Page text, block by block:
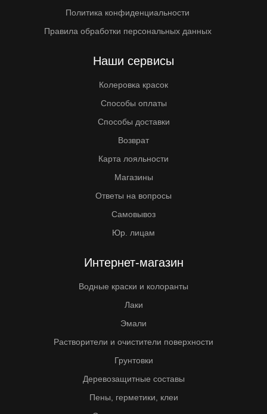
Политика конфиденциальности
Правила обработки персональных данных
Наши сервисы
Колеровка красок
Способы оплаты
Способы доставки
Возврат
Карта лояльности
Магазины
Ответы на вопросы
Самовывоз
Юр. лицам
Интернет-магазин
Водные краски и колоранты
Лаки
Эмали
Растворители и очистители поверхности
Грунтовки
Деревозащитные составы
Пены, герметики, клеи